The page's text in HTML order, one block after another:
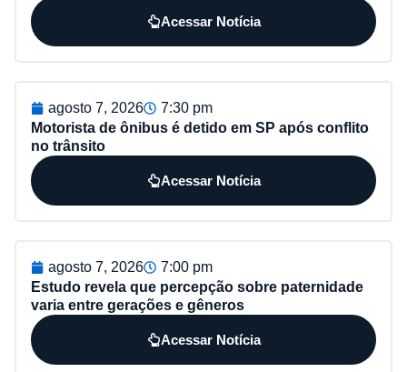
Acessar Notícia
agosto 7, 2026
7:30 pm
Motorista de ônibus é detido em SP após conflito
no trânsito
Acessar Notícia
agosto 7, 2026
7:00 pm
Estudo revela que percepção sobre paternidade
varia entre gerações e gêneros
Acessar Notícia